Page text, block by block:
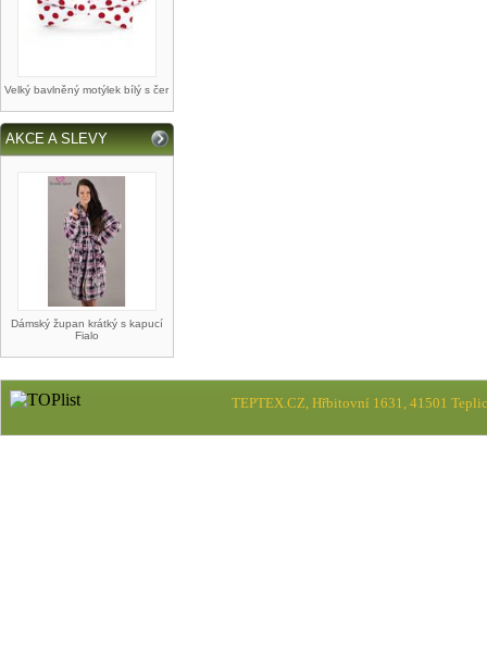
Velký bavlněný motýlek bílý s čer
AKCE A SLEVY
Dámský župan krátký s kapucí
Fialo
TEPTEX.CZ, Hřbitovní 1631, 41501